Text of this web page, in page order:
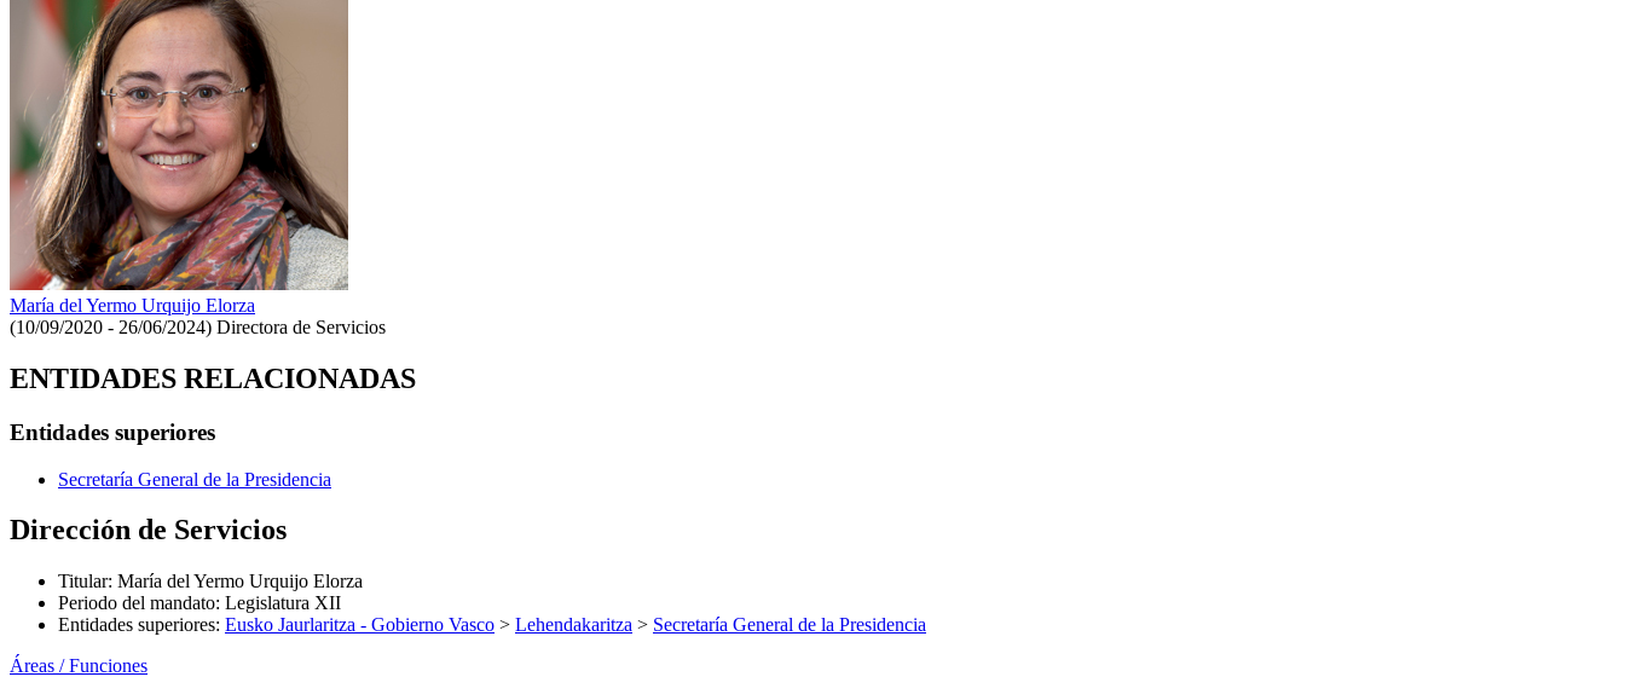
María del Yermo Urquijo Elorza
(10/09/2020 - 26/06/2024) Directora de Servicios
ENTIDADES RELACIONADAS
Entidades superiores
Secretaría General de la Presidencia
Dirección de Servicios
Titular: María del Yermo Urquijo Elorza
Periodo del mandato: Legislatura XII
Entidades superiores: Eusko Jaurlaritza - Gobierno Vasco > Lehendakaritza > Secretaría General de la Presidencia
Áreas / Funciones